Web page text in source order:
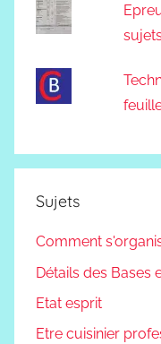
Sujets
Comment
Détails des Bases
Etat esprit
Etre cuisinier